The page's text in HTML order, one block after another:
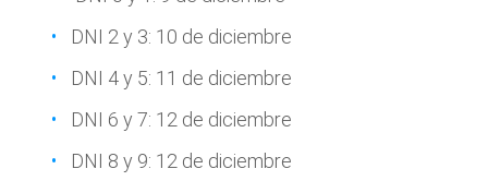
DNI 2 y 3: 10 de diciembre
DNI 4 y 5: 11 de diciembre
DNI 6 y 7: 12 de diciembre
DNI 8 y 9: 12 de diciembre